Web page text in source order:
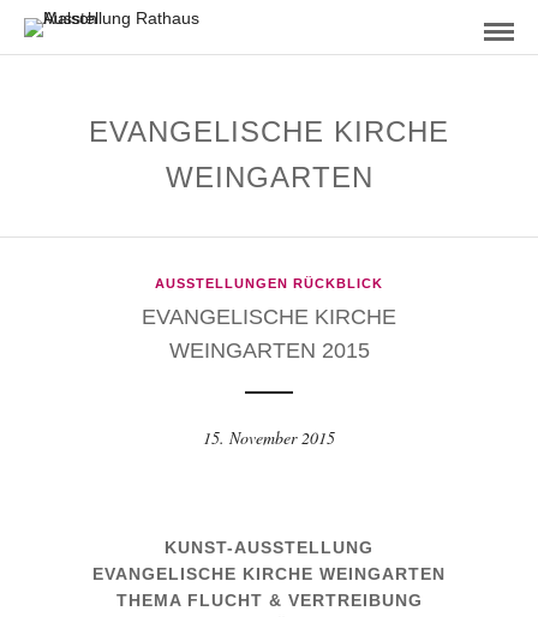
EVANGELISCHE KIRCHE
WEINGARTEN
AUSSTELLUNGEN RÜCKBLICK
EVANGELISCHE KIRCHE
WEINGARTEN 2015
15. November 2015
KUNST-AUSSTELLUNG
EVANGELISCHE KIRCHE WEINGARTEN
THEMA FLUCHT & VERTREIBUNG